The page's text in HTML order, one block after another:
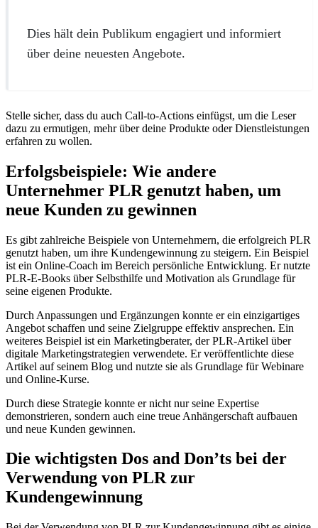
Dies hält dein Publikum engagiert und informiert
über deine neuesten Angebote.
Stelle sicher, dass du auch Call-to-Actions einfügst, um die Leser
dazu zu ermutigen, mehr über deine Produkte oder Dienstleistungen
erfahren zu wollen.
Erfolgsbeispiele: Wie andere
Unternehmer PLR genutzt haben, um
neue Kunden zu gewinnen
Es gibt zahlreiche Beispiele von Unternehmern, die erfolgreich PLR
genutzt haben, um ihre Kundengewinnung zu steigern. Ein Beispiel
ist ein Online-Coach im Bereich persönliche Entwicklung. Er nutzte
PLR-E-Books über Selbsthilfe und Motivation als Grundlage für
seine eigenen Produkte.
Durch Anpassungen und Ergänzungen konnte er ein einzigartiges
Angebot schaffen und seine Zielgruppe effektiv ansprechen. Ein
weiteres Beispiel ist ein Marketingberater, der PLR-Artikel über
digitale Marketingstrategien verwendete. Er veröffentlichte diese
Artikel auf seinem Blog und nutzte sie als Grundlage für Webinare
und Online-Kurse.
Durch diese Strategie konnte er nicht nur seine Expertise
demonstrieren, sondern auch eine treue Anhängerschaft aufbauen
und neue Kunden gewinnen.
Die wichtigsten Dos and Don’ts bei der
Verwendung von PLR zur
Kundengewinnung